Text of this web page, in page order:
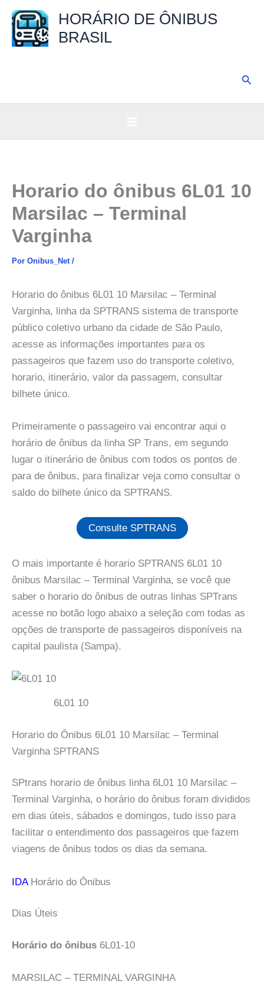
para
HORÁRIO DE ÔNIBUS
BRASIL
Horario do ônibus 6L01 10
Marsilac – Terminal
Varginha
Por Onibus_Net /
Horario do ônibus 6L01 10 Marsilac – Terminal
Varginha, linha da SPTRANS sistema de transporte
público coletivo urbano da cidade de São Paulo,
acesse as informações importantes para os
passageiros que fazem uso do transporte coletivo,
horario, itinerário, valor da passagem, consultar
bilhete único.
Primeiramente o passageiro vai encontrar aqui o
horário de ônibus da linha SP Trans, em segundo
lugar o itinerário de ônibus com todos os pontos de
para de ônibus, para finalizar veja como consultar o
saldo do bilhete único da SPTRANS.
Consulte SPTRANS
O mais importante é horario SPTRANS 6L01 10
ônibus Marsilac – Terminal Varginha, se você que
saber o horario do ônibus de outras linhas SPTrans
acesse no botão logo abaixo a seleção com todas as
opções de transporte de passageiros disponíveis na
capital paulista (Sampa).
6L01 10
Horario do Ônibus 6L01 10 Marsilac – Terminal
Varginha SPTRANS
SPtrans horario de ônibus linha 6L01 10 Marsilac –
Terminal Varginha, o horário do ônibus foram divididos
em dias úteis, sábados e domingos, tudo isso para
facilitar o entendimento dos passageiros que fazem
viagens de ônibus todos os dias da semana.
IDAHorário do Ônibus
Dias Úteis
Horário do ônibus 6L01-10
MARSILAC – TERMINAL VARGINHA